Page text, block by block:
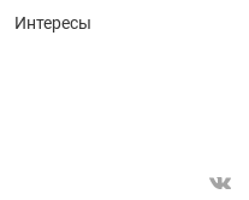
Интересы